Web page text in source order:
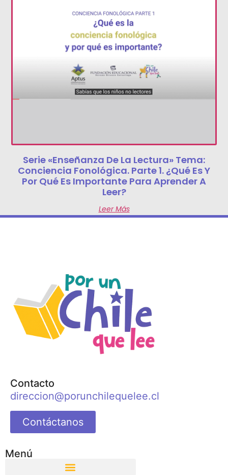
Serie «Enseñanza De La Lectura» Tema:
Conciencia Fonológica. Parte 1. ¿Qué Es Y
Por Qué Es Importante Para Aprender A
Leer?
Leer Más
Contacto
direccion@porunchilequelee.cl
Contáctanos
Menú